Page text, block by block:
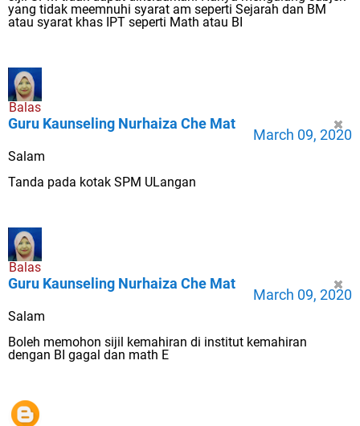
yang tidak meemnuhi syarat am seperti Sejarah dan BM
atau syarat khas IPT seperti Math atau BI
Balas
Guru Kaunseling Nurhaiza Che Mat
March 09, 2020
Salam
Tanda pada kotak SPM ULangan
Balas
Guru Kaunseling Nurhaiza Che Mat
March 09, 2020
Salam
Boleh memohon sijil kemahiran di institut kemahiran
dengan BI gagal dan math E